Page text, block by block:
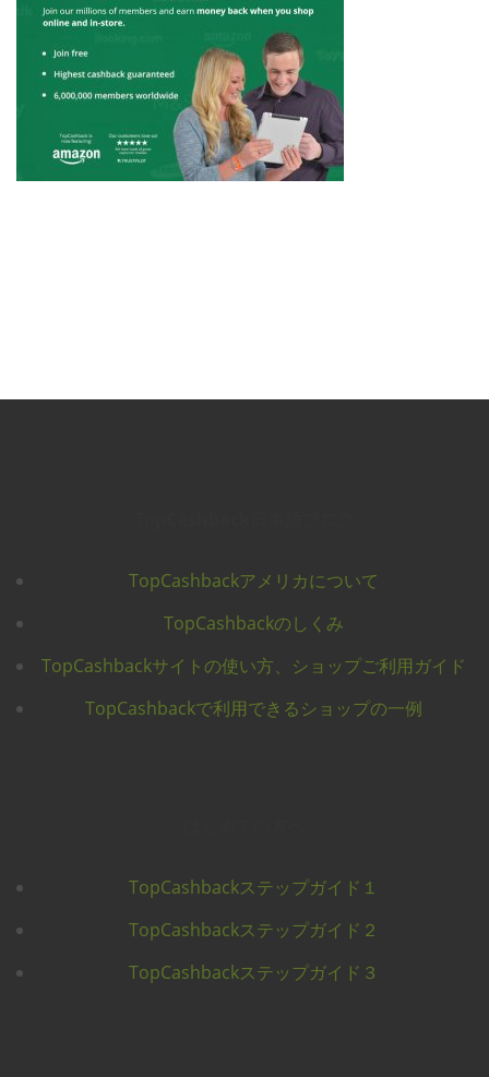
TopCashbackアメリカについて
TopCashbackのしくみ
TopCashbackサイトの使い方、ショップご利用ガイド
TopCashbackで利用できるショップの一例
TopCashbackステップガイド１
TopCashbackステップガイド２
TopCashbackステップガイド３